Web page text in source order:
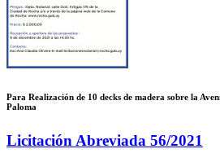
Para Realización de 10 decks de madera sobre la
Paloma
Licitación Abreviada 56/2021